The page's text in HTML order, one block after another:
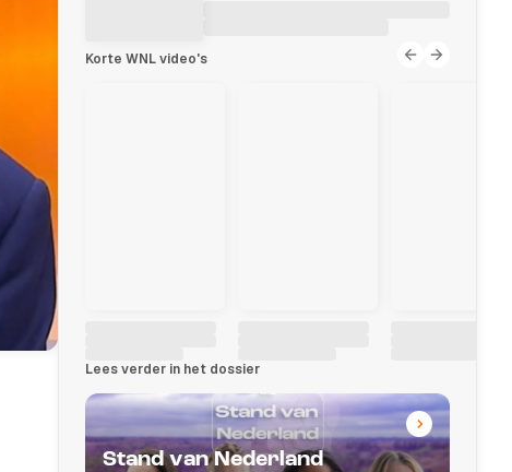
Korte WNL video's
Lees verder in het dossier
Stand van Nederland